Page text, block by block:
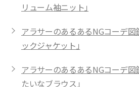
リューム袖ニット」
アラサーのあるあるNGコーデ図
ックジャケット」
アラサーのあるあるNGコーデ
たいなブラウス」